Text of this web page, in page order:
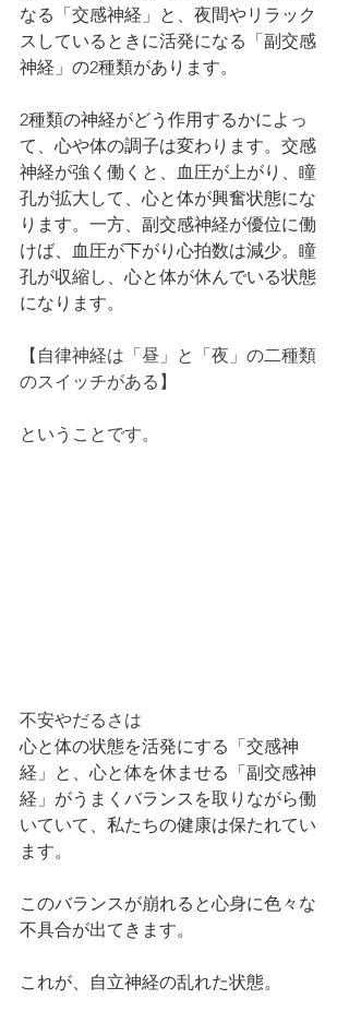
なる「交感神経」と、夜間やリラック
スしているときに活発になる「副交感
神経」の2種類があります。
2種類の神経がどう作用するかによっ
て、心や体の調子は変わります。交感
神経が強く働くと、血圧が上がり、瞳
孔が拡大して、心と体が興奮状態にな
ります。一方、副交感神経が優位に働
けば、血圧が下がり心拍数は減少。瞳
孔が収縮し、心と体が休んでいる状態
になります。
【自律神経は「昼」と「夜」の二種類
のスイッチがある】
ということです。
不安やだるさは
心と体の状態を活発にする「交感神
経」と、心と体を休ませる「副交感神
経」がうまくバランスを取りながら働
いていて、私たちの健康は保たれてい
ます。
このバランスが崩れると心身に色々な
不具合が出てきます。
これが、自立神経の乱れた状態。